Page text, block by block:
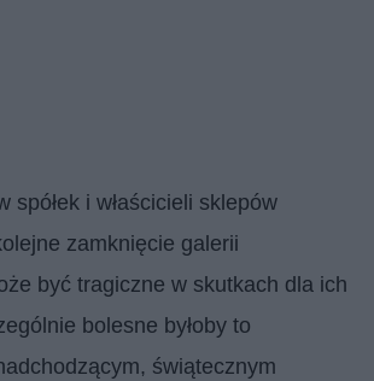
spółek i właścicieli sklepów
zamknięcie galerii
być tragiczne w skutkach dla ich
bolesne byłoby to
świątecznym